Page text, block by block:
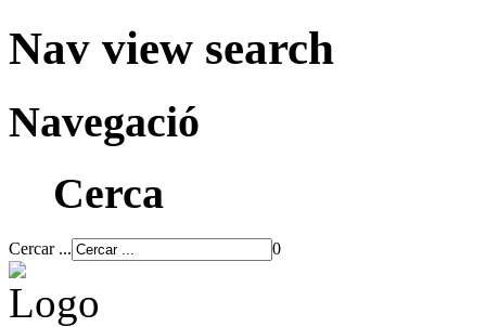
Nav view search
Navegació
Cerca
Cercar ... 0